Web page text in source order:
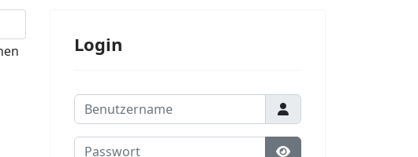
Login
Benutzername
Passwort